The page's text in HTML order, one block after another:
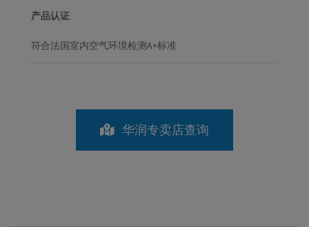
产品认证
符合法国室内空气环境检测A+标准
华润专卖店查询